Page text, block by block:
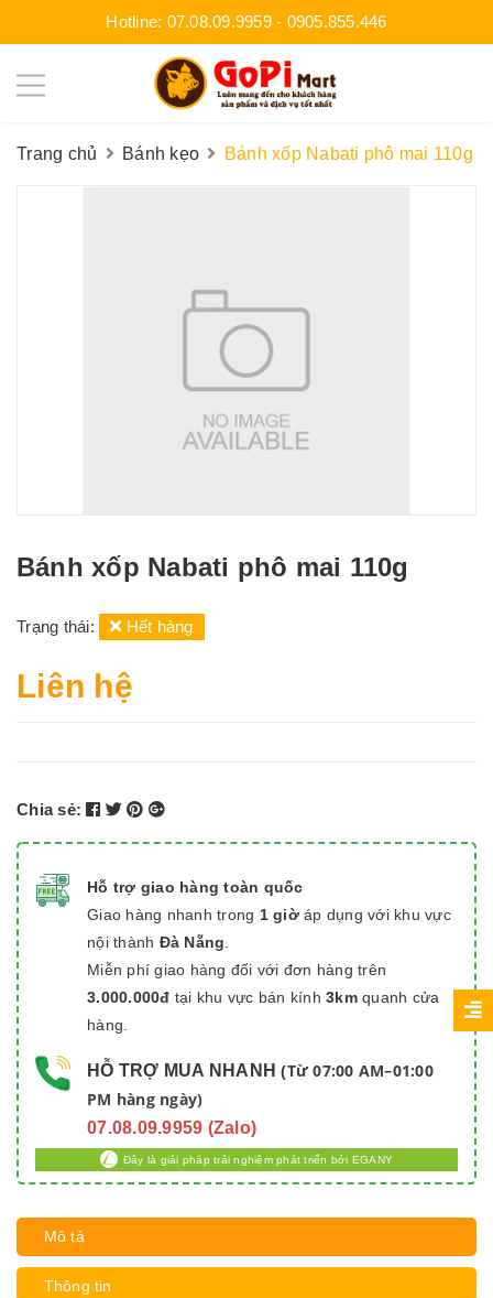
Hotline: 07.08.09.9959- 0905.855.446
Trang chủ Bánh kẹo Bánh xốp Nabati phô mai 110g
Bánh xốp Nabati phô mai 110g
Trạng thái: Hết hàng
Liên hệ
Chia sẻ:
Hỗ trợ giao hàng toàn quốc
Giao hàng nhanh trong 1 giờáp dụng với khu vực
nội thành Đà Nẵng
Miễn phí giao hàng đối với đơn hàng trên
3.000.000đ tại khu vực bán kính 3kmquanh cửa
hàng.
HỖ TRỢ MUA NHANH (Từ 07:00 AM–01:00
PM hàng ngày)
07.08.09.9959 (Zalo)
Đây là giải pháp trải nghiệm phát triển bởi EGANY
Mô tả
Thông tin